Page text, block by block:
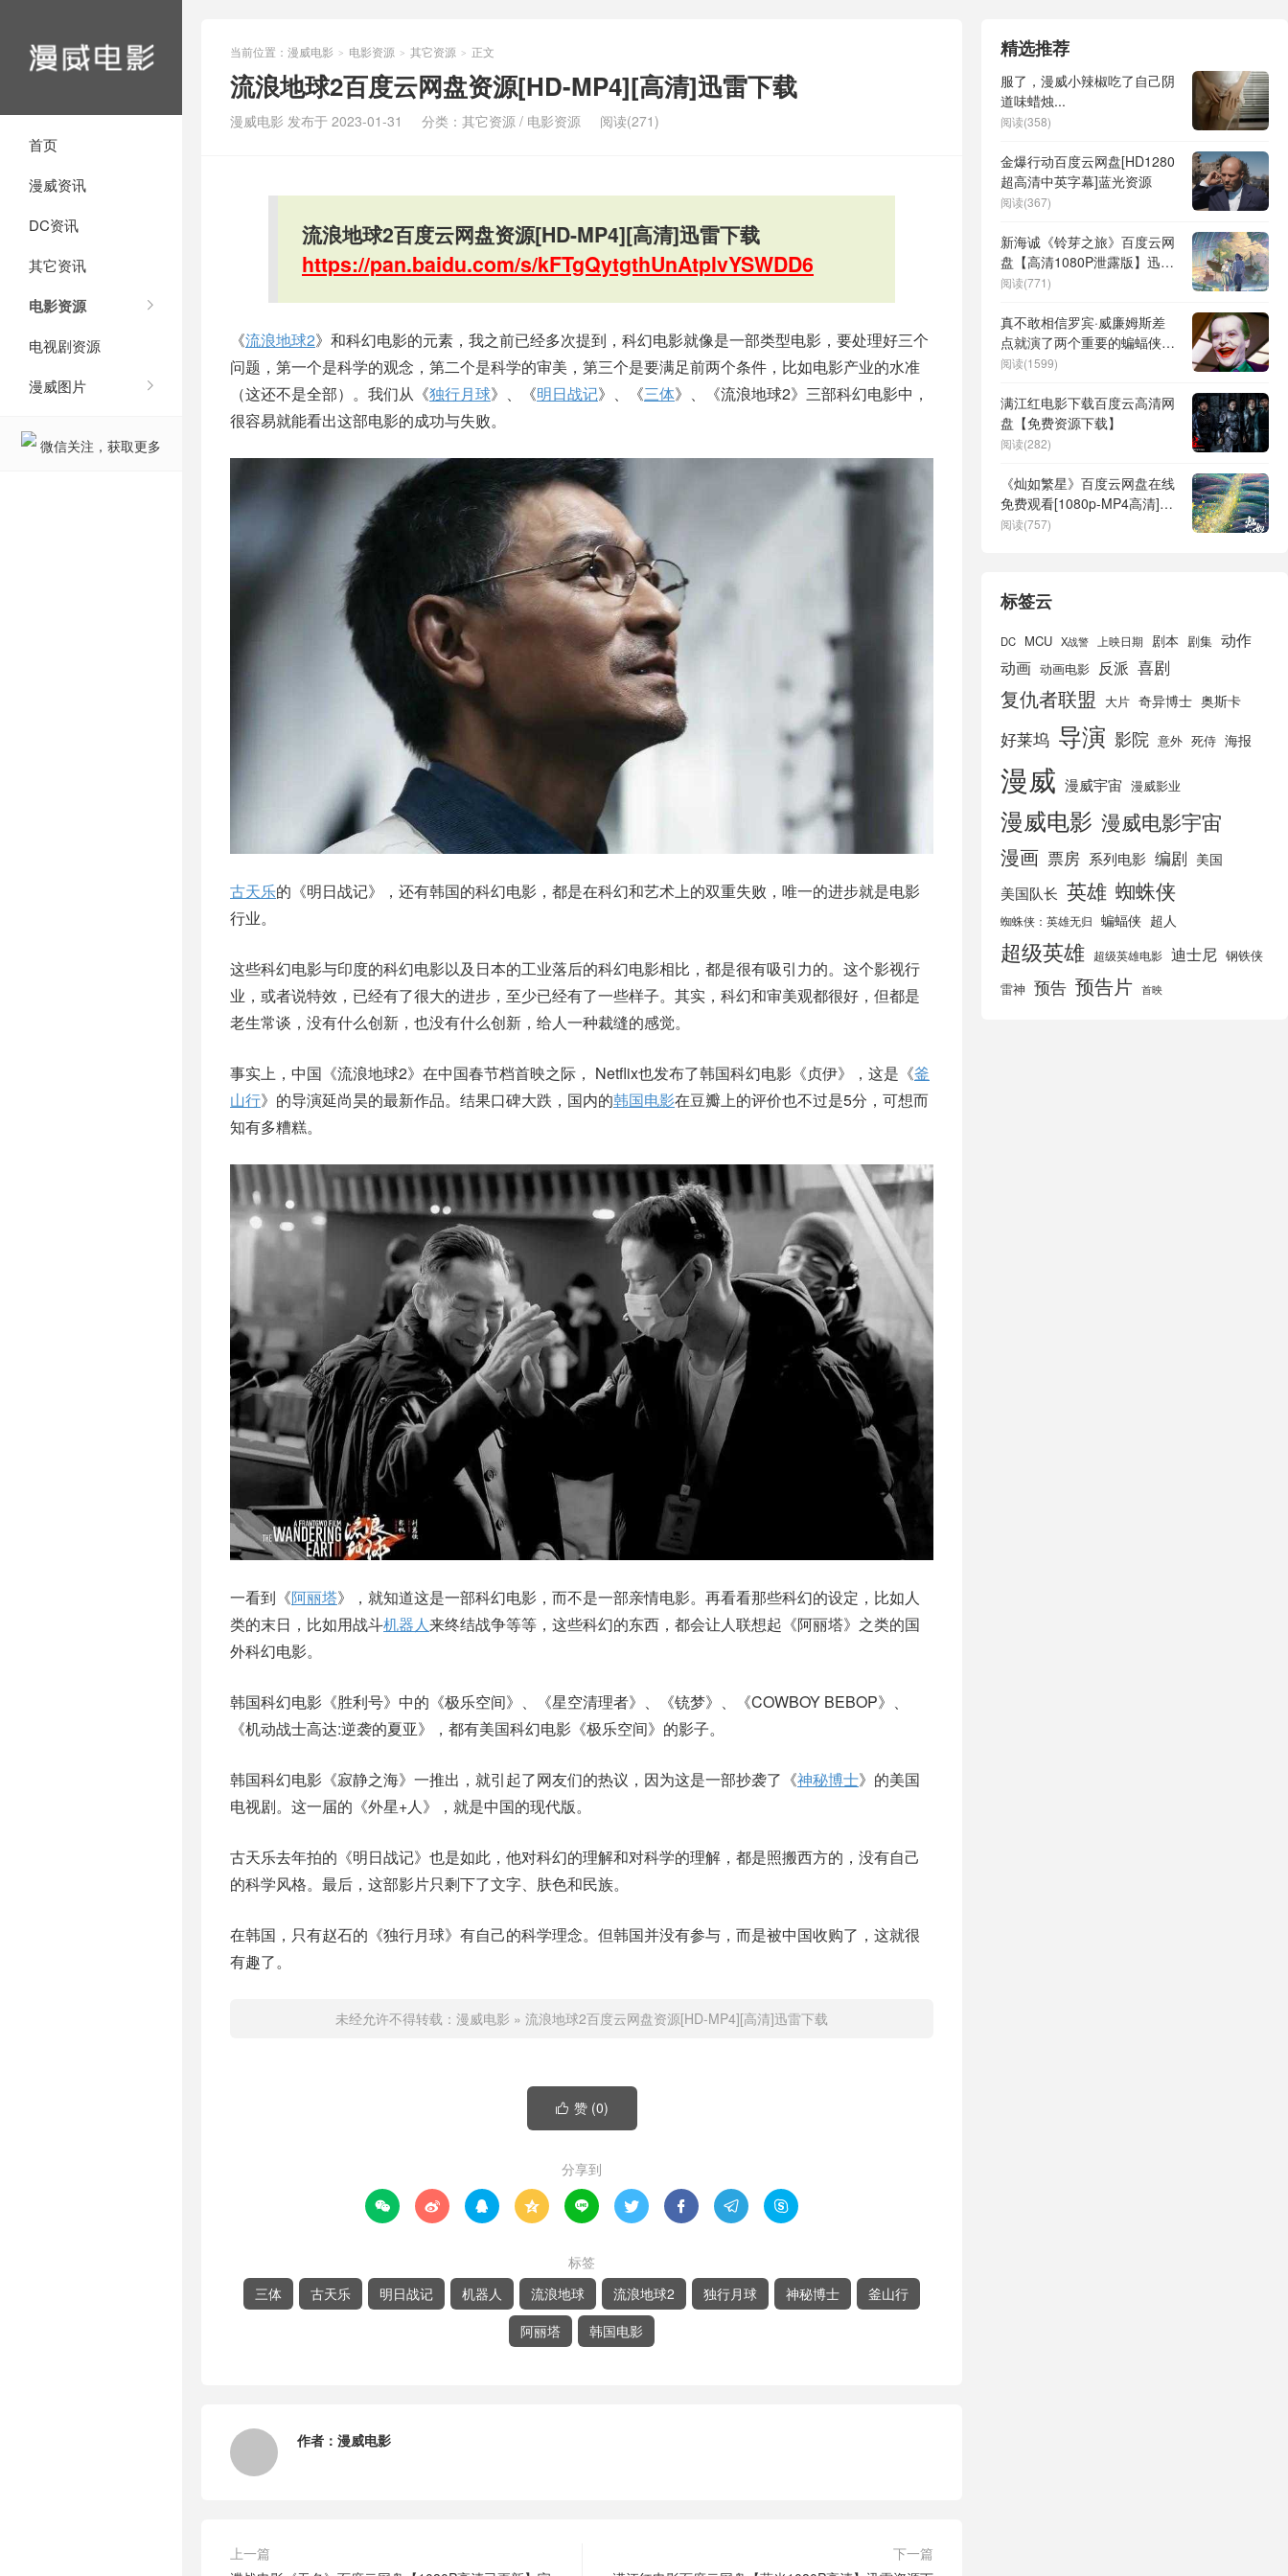
首页
漫威资讯
DC资讯
其它资讯
电影资源
电视剧资源
漫威图片
微信关注，获取更多
当前位置： 漫威电影 > 电影资源 > 其它资源 > 正文
流浪地球2百度云网盘资源[HD-MP4][高清]迅雷下载
漫威电影 发布于 2023-01-31 分类： 其它资源 / 电影资源 阅读(271)
流浪地球2百度云网盘资源[HD-MP4][高清]迅雷下载
https://pan.baidu.com/s/kFTgQytgthUnAtplvYSWDD6
《流浪地球2》和科幻电影的元素，我之前已经多次提到，科幻电影就像是一部类型电影，要处理好三个
问题，第一个是科学的观念，第二个是科学的审美，第三个是要满足前两个条件，比如电影产业的水准
（这还不是全部）。我们从《独行月球》、《明日战记》、《三体》、《流浪地球2》三部科幻电影中，
很容易就能看出这部电影的成功与失败。
古天乐的《明日战记》，还有韩国的科幻电影，都是在科幻和艺术上的双重失败，唯一的进步就是电影
行业。
这些科幻电影与印度的科幻电影以及日本的工业落后的科幻电影相比，都是很有吸引力的。这个影视行
业，或者说特效，已经有了很大的进步，至少已经有了一些样子。其实，科幻和审美观都很好，但都是
老生常谈，没有什么创新，也没有什么创新，给人一种裁缝的感觉。
事实上，中国《流浪地球2》在中国春节档首映之际， Netflix也发布了韩国科幻电影《贞伊》，这是《釜
山行》的导演延尚昊的最新作品。结果口碑大跌，国内的韩国电影在豆瓣上的评价也不过是5分，可想而
知有多糟糕。
一看到《阿丽塔》，就知道这是一部科幻电影，而不是一部亲情电影。再看看那些科幻的设定，比如人
类的末日，比如用战斗机器人来终结战争等等，这些科幻的东西，都会让人联想起《阿丽塔》之类的国
外科幻电影。
韩国科幻电影《胜利号》中的《极乐空间》、《星空清理者》、《铳梦》、《COWBOY BEBOP》、
《机动战士高达:逆袭的夏亚》，都有美国科幻电影《极乐空间》的影子。
韩国科幻电影《寂静之海》一推出，就引起了网友们的热议，因为这是一部抄袭了《神秘博士》的美国
电视剧。这一届的《外星+人》，就是中国的现代版。
古天乐去年拍的《明日战记》也是如此，他对科幻的理解和对科学的理解，都是照搬西方的，没有自己
的科学风格。最后，这部影片只剩下了文字、肤色和民族。
在韩国，只有赵石的《独行月球》有自己的科学理念。但韩国并没有参与，而是被中国收购了，这就很
有趣了。
未经允许不得转载： 漫威电影 » 流浪地球2百度云网盘资源[HD-MP4][高清]迅雷下载
 赞 (0)
分享到
        
标签
三体
古天乐 明日战记 机器人 流浪地球 流浪地球2 独行月球 神秘博士
釜山行
阿丽塔
韩国电影
作者： 漫威电影
上一篇
下一篇
精选推荐
服了，漫威小辣椒吃了自己阴
道味蜡烛...
阅读(358)
金爆行动百度云网盘[HD1280
超高清中英字幕]蓝光资源
阅读(367)
新海诚《铃芽之旅》百度云网
盘【高清1080P泄露版】迅雷
资源下载
阅读(771)
真不敢相信罗宾·威廉姆斯差
点就演了两个重要的蝙蝠侠电
影反派角色
阅读(1599)
满江红电影下载百度云高清网
盘【免费资源下载】
阅读(282)
《灿如繁星》百度云网盘在线
免费观看[1080p-MP4高清]资
源下载
阅读(757)
标签云
DC MCU X战警 上映日期 剧本 剧集 动作
动画 动画电影 反派 喜剧
复仇者联盟 大片 奇异博士 奥斯卡
好莱坞 导演 影院 意外 死侍 海报
漫威 漫威宇宙 漫威影业
漫威电影 漫威电影宇宙
漫画 票房 系列电影 编剧 美国
美国队长 英雄 蜘蛛侠
蜘蛛侠：英雄无归 蝙蝠侠 超人
超级英雄 超级英雄电影 迪士尼 钢铁侠
雷神 预告 预告片 首映